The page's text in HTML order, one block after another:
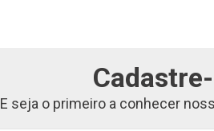
E seja o primeiro a conhecer